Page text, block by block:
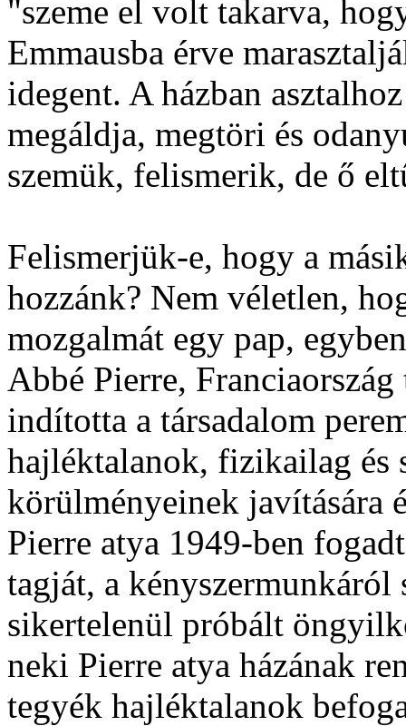
"szeme el volt takarva,
Emmausba érve
idegent. A házban
megáldja, megtöri és
szemük, felismerik, de ő
Felismerjük-e, hogy a
hozzánk? Nem véletlen,
mozgalmát egy pap,
Abbé Pierre,
indította a társadalom
hajléktalanok, fizikailag és
körülményeinek javítására
Pierre atya 1949-ben
tagját, a kényszermunkáról
sikertelenül próbált
neki Pierre atya házának
tegyék hajléktalanok